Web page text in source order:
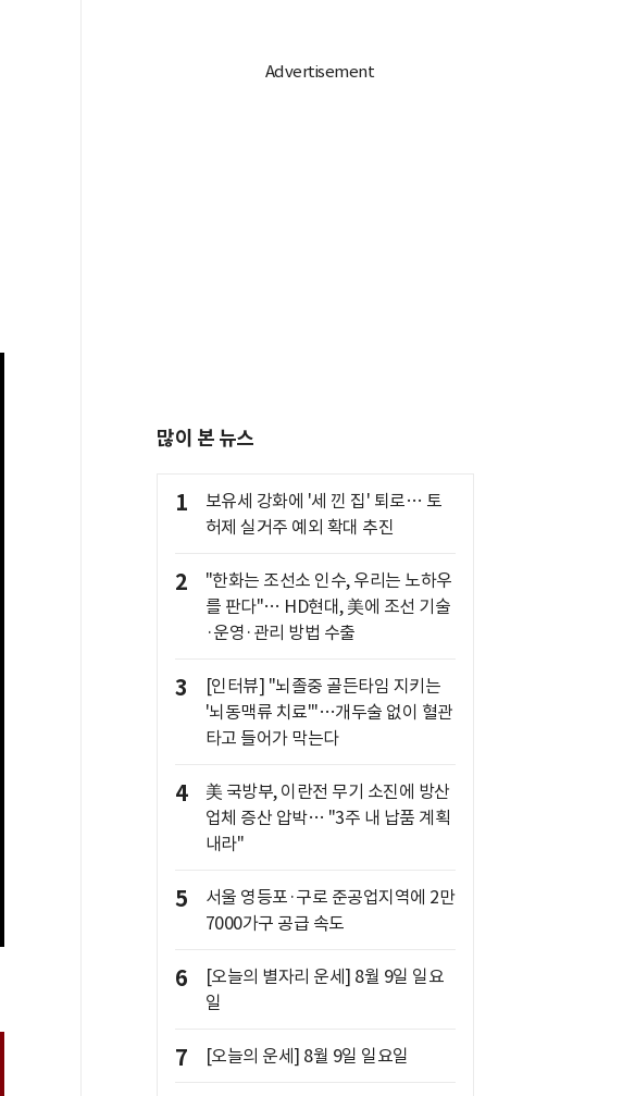
많이 본 뉴스
1
보유세 강화에 '세 낀 집' 퇴로… 토
허제 실거주 예외 확대 추진
2
"한화는 조선소 인수, 우리는 노하우
를 판다"… HD현대, 美에 조선 기술
·운영·관리 방법 수출
3
[인터뷰] "뇌졸중 골든타임 지키는
'뇌동맥류 치료'"…개두술 없이 혈관
타고 들어가 막는다
4
美 국방부, 이란전 무기 소진에 방산
업체 증산 압박… "3주 내 납품 계획
내라"
5
서울 영등포·구로 준공업지역에 2만
7000가구 공급 속도
6
[오늘의 별자리 운세] 8월 9일 일요
일
7 [오늘의 운세] 8월 9일 일요일